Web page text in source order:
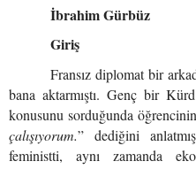
İbrahim Gürbüz
Giriş
Fransız diplomat bir
bana aktarmıştı. Genç bir
konusunu sorduğunda
çalışıyorum.” dediğini
feministti, aynı zamanda